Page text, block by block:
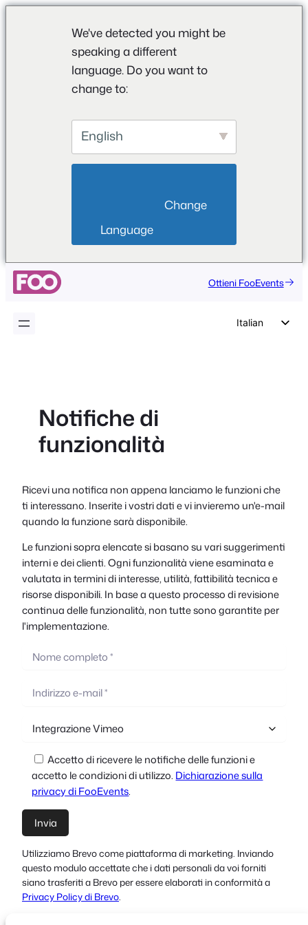
We've detected you might be
speaking a different
language. Do you want to
change to:
English
Language
Vai
Ottieni FooEvents
Italian
Czech
Notifiche di
funzionalità
Ricevi una notifica non appena lanciamo le funzioni che
ti interessano. Inserite i vostri dati e vi invieremo un'e-mail
quando la funzione sarà disponibile.
Le funzioni sopra elencate si basano su vari suggerimenti
interni e dei clienti. Ogni funzionalità viene esaminata e
valutata in termini di interesse, utilità, fattibilità tecnica e
risorse disponibili. In base a questo processo di revisione
continua delle funzionalità, non tutte sono garantite per
l'implementazione.
Accetto di ricevere le notifiche delle funzioni e
accetto le condizioni di utilizzo. Dichiarazione sulla
privacy di FooEvents.
Utilizziamo Brevo come piattaforma di marketing. Inviando
questo modulo accettate che i dati personali da voi forniti
siano trasferiti a Brevo per essere elaborati in conformità a
Privacy Policy di Brevo.